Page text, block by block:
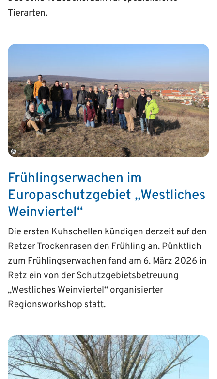
Tierarten.
©
Frühlingserwachen im
Europaschutzgebiet „Westliches
Weinviertel“
Die ersten Kuhschellen kündigen derzeit auf den
Retzer Trockenrasen den Frühling an. Pünktlich
zum Frühlingserwachen fand am 6. März 2026 in
Retz ein von der Schutzgebietsbetreuung
„Westliches Weinviertel“ organisierter
Regionsworkshop statt.